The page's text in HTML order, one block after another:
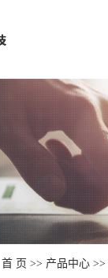
首 页 >> 产品中心 >>